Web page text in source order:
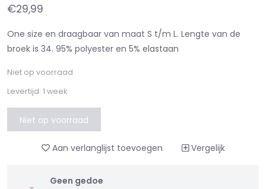
€29,99
One size en draagbaar van maat S t/m L. Lengte van de
broek is 34. 95% polyester en 5% elastaan
Niet op voorraad
Levertijd: 1 week
Niet op voorraad
Aan verlanglijst toevoegen Vergelijk
Geen gedoe